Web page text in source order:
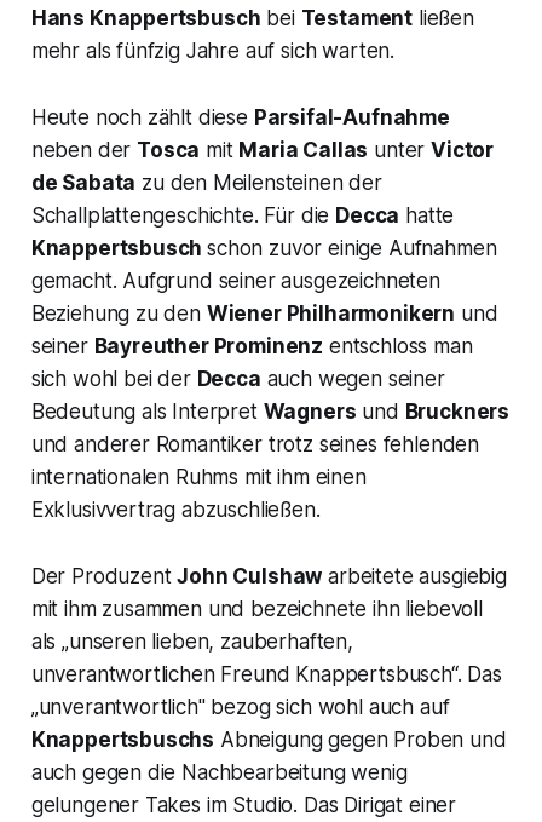
Hans Knappertsbusch bei Testament ließen
mehr als fünfzig Jahre auf sich warten.
Heute noch zählt diese Parsifal-Aufnahme
neben der Tosca mit Maria Callas unterVictor
de Sabata zu den Meilensteinen der
Schallplattengeschichte. Für die Decca hatte
Knappertsbuschschon zuvor einige Aufnahmen
gemacht. Aufgrund seiner ausgezeichneten
Beziehung zu den Wiener Philharmonikern und
seiner Bayreuther Prominenz entschloss man
sich wohl bei der Decca auch wegen seiner
Bedeutung als Interpret Wagners und Bruckners
und anderer Romantiker trotz seines fehlenden
internationalen Ruhms mit ihm einen
Exklusivvertrag abzuschließen.
Der ProduzentJohn Culshaw arbeitete ausgiebig
mit ihm zusammen und bezeichnete ihn liebevoll
als „unseren lieben, zauberhaften,
unverantwortlichen Freund Knappertsbusch“. Das
„unverantwortlich" bezog sich wohl auch auf
Knappertsbuschs Abneigung gegen Proben und
auch gegen die Nachbearbeitung wenig
gelungener Takes im Studio. Das Dirigat einer